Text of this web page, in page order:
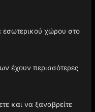
εσωτερικού χώρου στο
έχουν περισσότερες
και να ξαναβρείτε